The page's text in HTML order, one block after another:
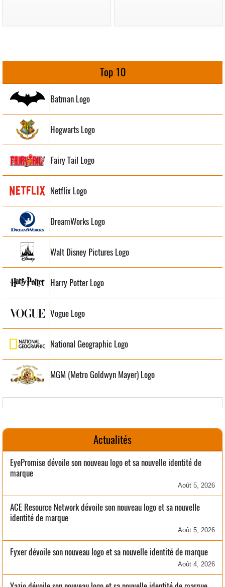
Top 10
Batman Logo
Hogwarts Logo
Fairy Tail Logo
Netflix Logo
DreamWorks Logo
Walt Disney Pictures Logo
Harry Potter Logo
Vogue Logo
National Geographic Logo
MGM (Metro Goldwyn Mayer) Logo
Actualités
EyePromise dévoile son nouveau logo et sa nouvelle identité de
marque
Août 5, 2026
ACE Resource Network dévoile son nouveau logo et sa nouvelle
identité de marque
Août 5, 2026
Fyxer dévoile son nouveau logo et sa nouvelle identité de marque
Août 4, 2026